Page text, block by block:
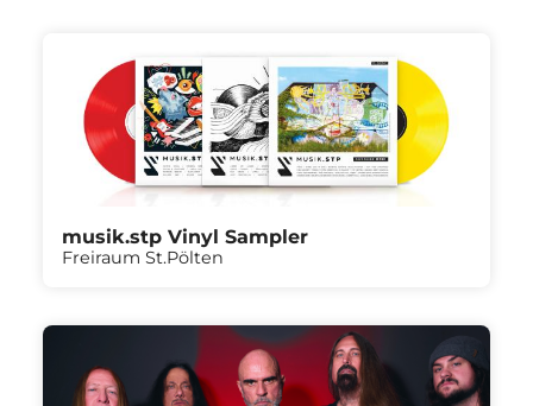
musik.stp Vinyl Sampler
Freiraum St.Pölten